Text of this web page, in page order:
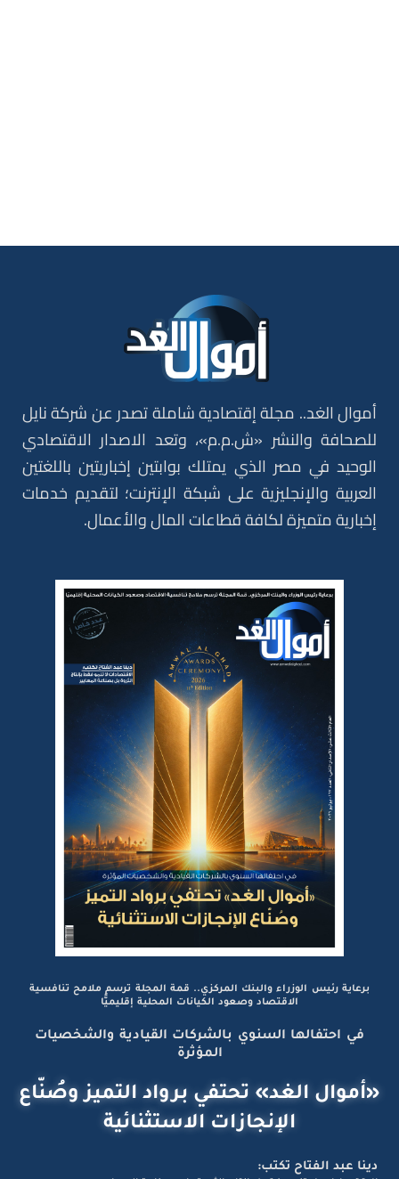
أموال الغد.. مجلة إقتصادية شاملة تصدر عن شركة نايل
للصحافة والنشر «ش.م.م»، وتعد الاصدار الاقتصادي
الوحيد في مصر الذي يمتلك بوابتين إخباريتين باللغتين
العربية والإنجليزية على شبكة الإنترنت؛ لتقديم خدمات
برعاية رئيس الوزراء والبنك المركزي.. قمة المجلة ترسم ملامح تنافسية
الاقتصاد وصعود الكيانات المحلية إقليميًّا
في احتفالها السنوي بالشركات القيادية والشخصيات
المؤثرة
«أموال الغد» تحتفي برواد التميز وصُنّاع
الإنجازات الاستثنائية